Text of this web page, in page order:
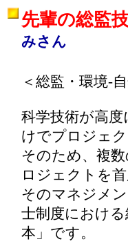
先輩の総監
みさん
＜総監・環境-
科学技術が高
けでプロジェ
そのため、複
ロジェクトを
そのマネジメ
士制度におけ
本」です。